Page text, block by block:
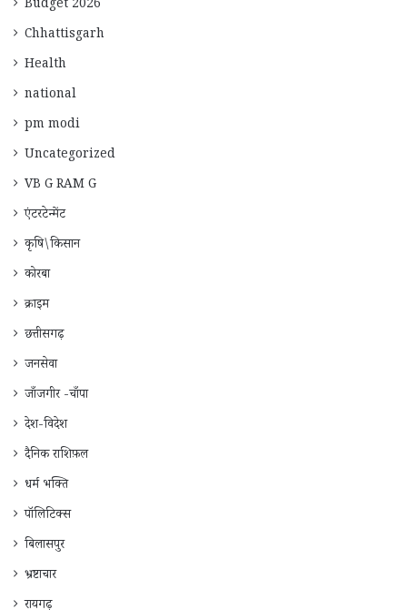
Budget 2026
Chhattisgarh
Health
national
pm modi
Uncategorized
VB G RAM G
एंटरटेन्मेंट
कृषि\किसान
कोरबा
क्राइम
छत्तीसगढ़
जनसेवा
जाँजगीर -चाँपा
देश-विदेश
दैनिक राशिफ़ल
धर्म भक्ति
पॉलिटिक्स
बिलासपुर
भ्रष्टाचार